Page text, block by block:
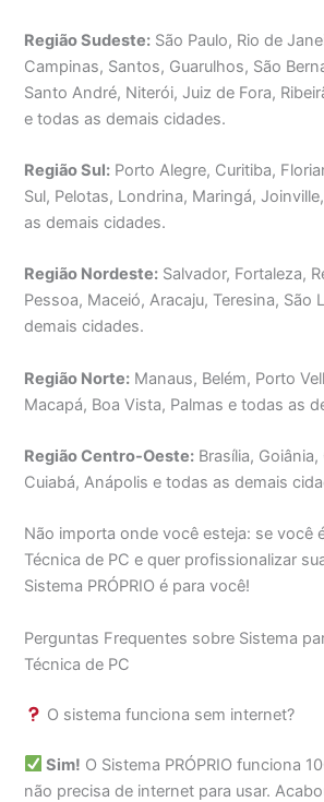
Região Sudeste: São Paulo, Rio de
Campinas, Santos, Guarulhos, São
Santo André, Niterói, Juiz de Fora,
e todas as demais cidades.
Região Sul: Porto Alegre, Curitiba,
Sul, Pelotas, Londrina, Maringá,
as demais cidades.
Região Nordeste: Salvador, Fortaleza,
Pessoa, Maceió, Aracaju, Teresina, São
demais cidades.
Região Norte: Manaus, Belém, Porto
Macapá, Boa Vista, Palmas e todas as
Região Centro-Oeste: Brasília,
Cuiabá, Anápolis e todas as demais
Não importa onde você esteja: se você
Técnica de PC e quer profissionalizar
Sistema PRÓPRIO é para você!
Perguntas Frequentes sobre Sistema
Técnica de PC
O sistema funciona sem internet?
Sim! O Sistema PRÓPRIO funciona
não precisa de internet para usar.